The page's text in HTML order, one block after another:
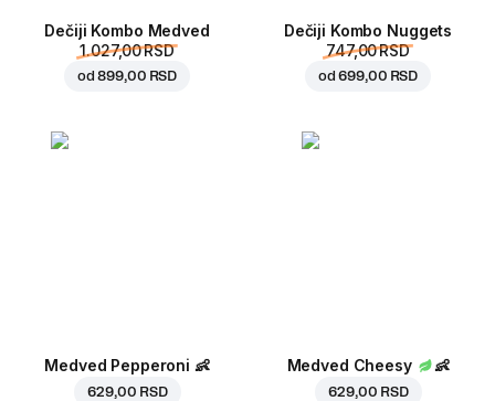
Dečiji Kombo Medved
1.027,00 RSD
od899,00 RSD
Dečiji Kombo Nuggets
747,00 RSD
od699,00 RSD
Medved Pepperoni 👶
629,00 RSD
Medved Cheesy 👶
629,00 RSD